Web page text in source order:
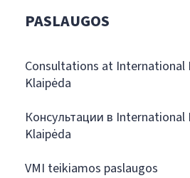
PASLAUGOS
Consultations at International
Klaipėda
Консультации в International
Klaipėda
VMI teikiamos paslaugos